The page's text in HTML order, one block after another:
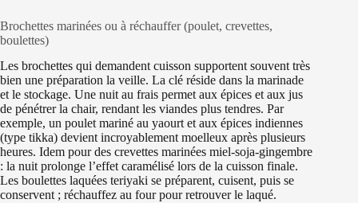
Brochettes marinées ou à réchauffer (poulet, crevettes,
boulettes)
Les brochettes qui demandent cuisson supportent souvent très
bien une préparation la veille. La clé réside dans la marinade
et le stockage. Une nuit au frais permet aux épices et aux jus
de pénétrer la chair, rendant les viandes plus tendres. Par
exemple, un poulet mariné au yaourt et aux épices indiennes
(type tikka) devient incroyablement moelleux après plusieurs
heures. Idem pour des crevettes marinées miel-soja-gingembre
: la nuit prolonge l’effet caramélisé lors de la cuisson finale.
Les boulettes laquées teriyaki se préparent, cuisent, puis se
conservent ; réchauffez au four pour retrouver le laqué.